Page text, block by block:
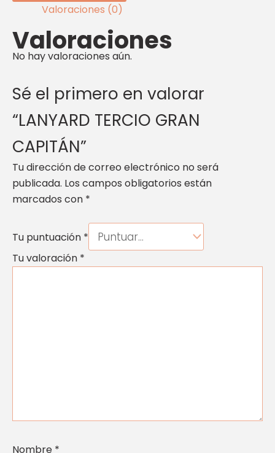
Valoraciones (0)
Valoraciones
No hay valoraciones aún.
Sé el primero en valorar
“LANYARD TERCIO GRAN
CAPITÁN”
Tu dirección de correo electrónico no será
publicada. Los campos obligatorios están
marcados con *
Tu puntuación *
Tu valoración *
Nombre *